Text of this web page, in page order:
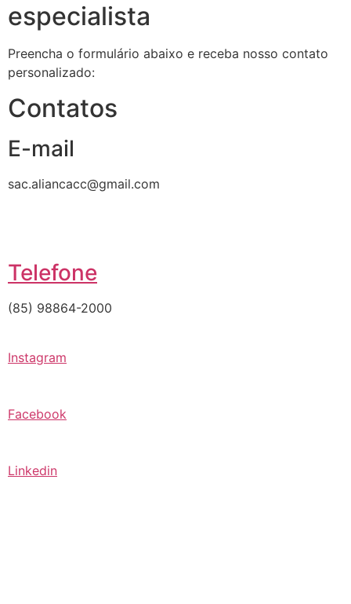
especialista
Preencha o formulário abaixo e receba nosso contato
personalizado:
Contatos
E-mail
sac.aliancacc@gmail.com
Telefone
(85) 98864-2000
Instagram
Facebook
Linkedin